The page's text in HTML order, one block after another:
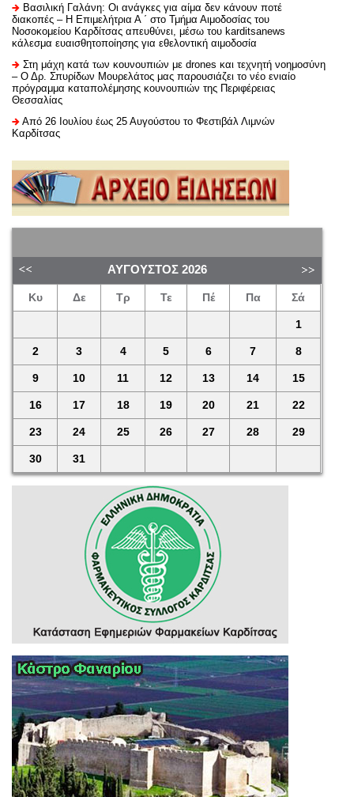
Βασιλική Γαλάνη: Οι ανάγκες για αίμα δεν κάνουν ποτέ
διακοπές – Η Επιμελήτρια Α ΄ στο Τμήμα Αιμοδοσίας του
Νοσοκομείου Καρδίτσας απευθύνει, μέσω του karditsanews
κάλεσμα ευαισθητοποίησης για εθελοντική αιμοδοσία
Στη μάχη κατά των κουνουπιών με drones και τεχνητή νοημοσύνη
– Ο Δρ. Σπυρίδων Μουρελάτος μας παρουσιάζει το νέο ενιαίο
πρόγραμμα καταπολέμησης κουνουπιών της Περιφέρειας
Θεσσαλίας
Από 26 Ιουλίου έως 25 Αυγούστου το Φεστιβάλ Λιμνών
Καρδίτσας
ΑΎΓΟΥΣΤΟΣ 2026
Κυ Δε Τρ Τε Πέ Πα Σά
1
2 3 4 5 6 7 8
9 10 11 12 13 14 15
16 17 18 19 20 21 22
23 24 25 26 27 28 29
30 31